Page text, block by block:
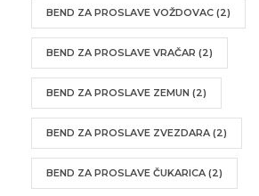
BEND ZA PROSLAVE VOŽDOVAC (2)
BEND ZA PROSLAVE VRAČAR (2)
BEND ZA PROSLAVE ZEMUN (2)
BEND ZA PROSLAVE ZVEZDARA (2)
BEND ZA PROSLAVE ČUKARICA (2)